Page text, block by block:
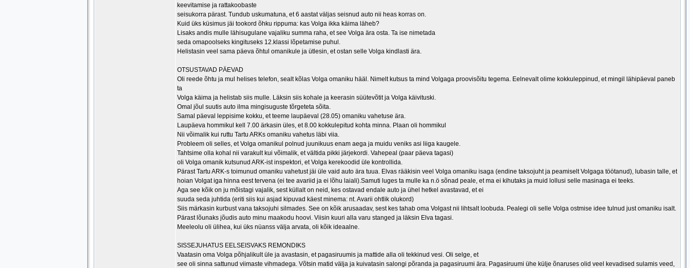
keevitamise ja rattakoobaste
seisukorra pärast. Tundub uskumatuna, et 6 aastat väljas seisnud auto nii heas korras on.
Kuid üks küsimus jäi tookord õhku rippuma: kas Volga ikka käima läheb?
Lisaks andis mulle lähisugulane vajaliku summa raha, et see Volga ära osta. Ta ise nimetada
seda omapoolseks kingituseks 12.klassi lõpetamise puhul.
Helistasin veel sama päeva õhtul omanikule ja ütlesin, et ostan selle Volga kindlasti ära.
OTSUSTAVAD PÄEVAD
Oli reede õhtu ja mul helises telefon, sealt kõlas Volga omaniku hääl. Nimelt kutsus ta mind Volgaga proovisõitu tegema. Eelnevalt olime kokkuleppinud, et mingil lähipäeval paneb
ta
Volga käima ja helistab siis mulle. Läksin siis kohale ja keerasin süütevõtit ja Volga käivituski.
Omal jõul suutis auto ilma mingisuguste tõrgeteta sõita.
Samal päeval leppisime kokku, et teeme laupäeval (28.05) omaniku vahetuse ära.
Laupäeva hommikul kell 7.00 ärkasin üles, et 8.00 kokkulepitud kohta minna. Plaan oli hommikul
Nii võimalik kui ruttu Tartu ARKs omaniku vahetus läbi viia.
Probleem oli selles, et Volga omanikul polnud juunikuus enam aega ja muidu veniks asi liiga kaugele.
Tahtsime olla kohal nii varakult kui võimalik, et vältida pikki järjekordi. Vahepeal (paar päeva tagasi)
oli Volga omanik kutsunud ARK-ist inspektori, et Volga kerekoodid üle kontrollida.
Pärast Tartu ARK-s toimunud omaniku vahetust jäi üle vaid auto ära tuua. Elvas rääkisin veel Volga omaniku isaga (endine taksojuht ja peamiselt Volgaga töötanud), lubasin talle, et
hoian Volgat iga hinna eest tervena (ei tee avariid ja ei lõhu laiali).Samuti luges ta mulle ka n.ö sõnad peale, et ma ei kihutaks ja muid lollusi selle masinaga ei teeks.
Aga see kõik on ju mõistagi vajalik, sest küllalt on neid, kes ostavad endale auto ja ühel hetkel avastavad, et ei
suuda seda juhtida (eriti siis kui asjad kipuvad käest minema: nt. Avarii ohtlik olukord)
Siis märkasin kurbust vana taksojuhi silmades. See on kõik arusaadav, sest kes tahab oma Volgast nii lihtsalt loobuda. Pealegi oli selle Volga ostmise idee tulnud just omaniku isalt.
Pärast lõunaks jõudis auto minu maakodu hoovi. Viisin kuuri alla varu stanged ja läksin Elva tagasi.
Meeleolu oli ülihea, kui üks nüanss välja arvata, oli kõik ideaalne.
SISSEJUHATUS EELSEISVAKS REMONDIKS
Vaatasin oma Volga põhjalikult üle ja avastasin, et pagasiruumis ja mattide alla oli tekkinud vesi. Oli selge, et
see oli sinna sattunud viimaste vihmadega. Võtsin matid välja ja kuivatasin salongi põranda ja pagasiruumi ära. Pagasiruumi ühe külje õnaruses olid veel kevadised sulamis veed,